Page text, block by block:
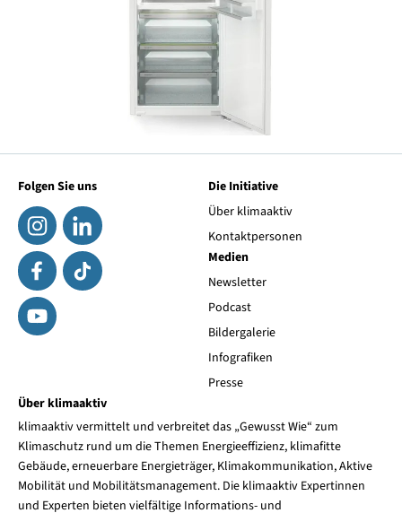
Folgen Sie uns
Die Initiative
Über klimaaktiv
Kontaktpersonen
Medien
Newsletter
Podcast
Bildergalerie
Infografiken
Presse
Über klimaaktiv
klimaaktiv vermittelt und verbreitet das „Gewusst Wie“ zum
Klimaschutz rund um die Themen Energieeffizienz, klimafitte
Gebäude, erneuerbare Energieträger, Klimakommunikation, Aktive
Mobilität und Mobilitätsmanagement. Die klimaaktiv Expertinnen
und Experten bieten vielfältige Informations- und